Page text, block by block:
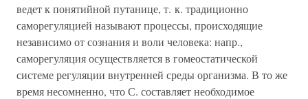
ведет к понятийной путанице, т. к. традиционно
саморегуляцией называют процессы, происходящие
независимо от сознания и воли человека: напр.,
саморегуляция осуществляется в гомеостатической
системе регуляции внутренней среды организма. В то же
время несомненно, что С. составляет необходимое